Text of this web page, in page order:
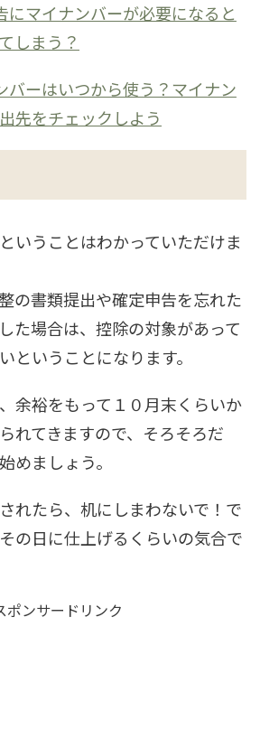
にマイナンバーが必要になると
しまう？
バーはいつから使う？マイナン
先をチェックしよう
いうことはわかっていただけま
の書類提出や確定申告を忘れた
た場合は、控除の対象があって
ということになります。
余裕をもって１０月末くらいか
れてきますので、そろそろだ
めましょう。
れたら、机にしまわないで！で
の日に仕上げるくらいの気合で
ポンサードリンク